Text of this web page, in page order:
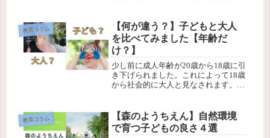
勉強なんていらない！とか、全員が学
校の勉強は不必要！と思っているわけ
では...
教育コラム
【何が違う？】子どもと大人
を比べてみました【年齢だ
け？】
少し前に成人年齢が20歳から18歳に引
き下げられました。これによって18歳
から社会的に大人と見なされます。で
もっと言えば私は37歳のオッサンです
が、大人なんでしょうか？会...
教育コラム
【森のようちえん】自然環境
で育つ子どもの良さ４選